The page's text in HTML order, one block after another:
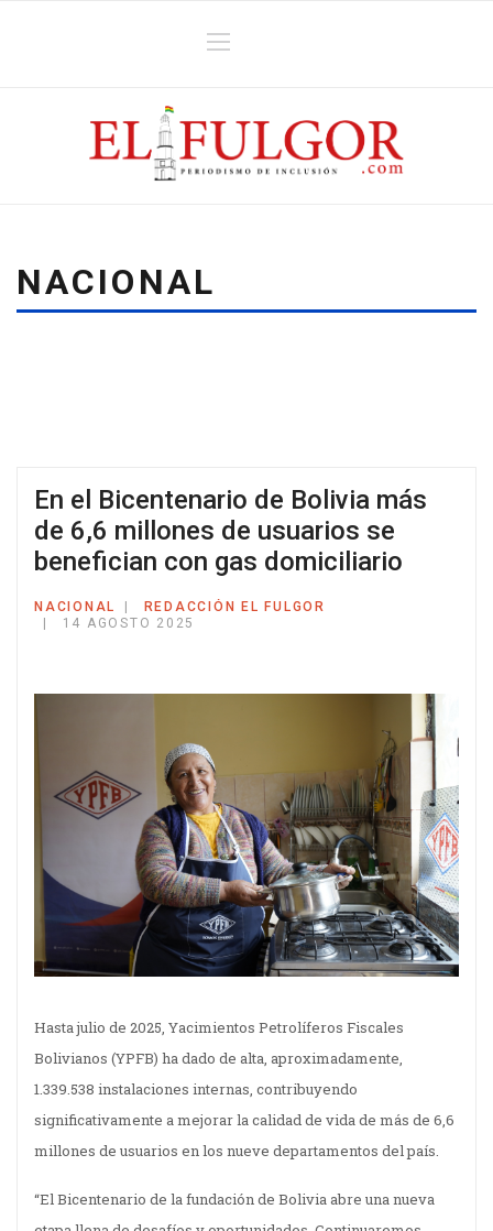
NACIONAL
En el Bicentenario de Bolivia más
de 6,6 millones de usuarios se
benefician con gas domiciliario
NACIONAL
REDACCIÓN EL FULGOR
14 AGOSTO 2025
Hasta julio de 2025, Yacimientos Petrolíferos Fiscales
Bolivianos (YPFB) ha dado de alta, aproximadamente,
1.339.538 instalaciones internas, contribuyendo
significativamente a mejorar la calidad de vida de más de 6,6
millones de usuarios en los nueve departamentos del país.
“El Bicentenario de la fundación de Bolivia abre una nueva